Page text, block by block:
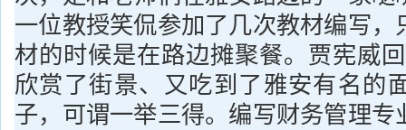
一位教授笑侃参加了几次教材编写，
材的时候是在路边摊聚餐。贾宪威
欣赏了街景、又吃到了雅安有名的
子，可谓一举三得。编写财务管理专